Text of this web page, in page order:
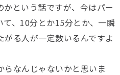
という話ですが、今はパー
、10分とか15分とか、一瞬
る人が一定数いるんですよ
なんじゃないかと思いま